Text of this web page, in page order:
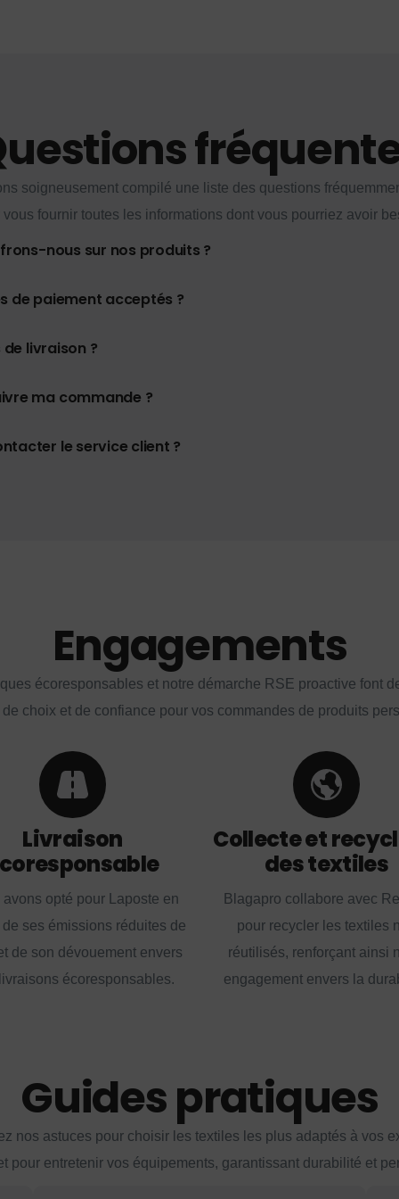
soigneusement compilé une liste des questions
vous fournir toutes les informations dont vous pourriez avoir
nous sur nos produits ?
de paiement acceptés ?
livraison ?
ma commande ?
le service client ?
Engagements
écoresponsables et notre démarche RSE proactive font
choix et de confiance pour vos commandes de produits
Livraison
opté pour Laposte en
ses émissions réduites de
de son dévouement envers
écoresponsables.
Collecte et
des textiles
Blagapro collabore avec
pour recycler les textiles
réutilisés, renforçant ainsi
engagement envers la
Guides pratiques
nos astuces pour choisir les textiles les plus adaptés à vos
pour entretenir vos équipements, garantissant durabilité et